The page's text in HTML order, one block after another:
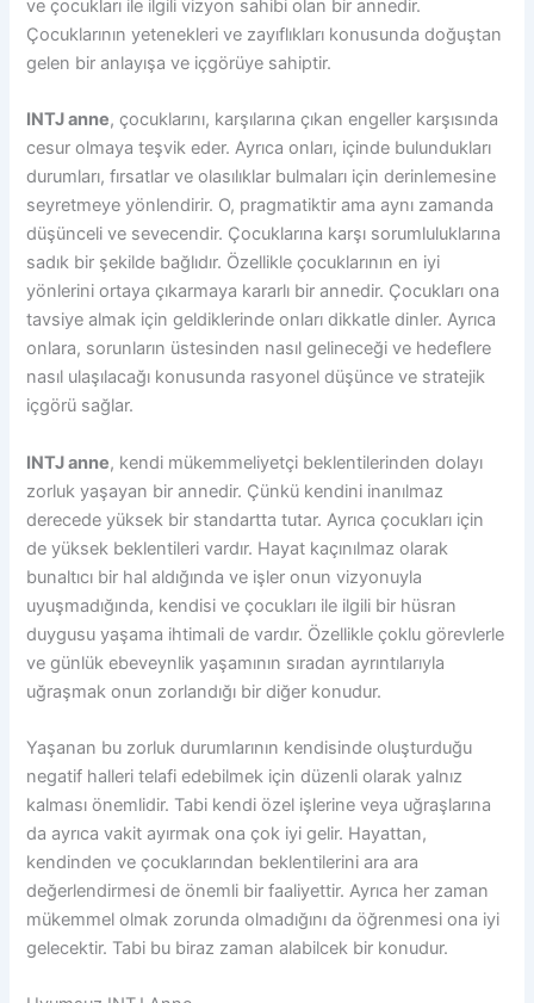
ve çocukları ile ilgili vizyon sahibi olan bir annedir.
Çocuklarının yetenekleri ve zayıflıkları konusunda doğuştan
gelen bir anlayışa ve içgörüye sahiptir.
INTJ anne, çocuklarını, karşılarına çıkan engeller karşısında
cesur olmaya teşvik eder. Ayrıca onları, içinde bulundukları
durumları, fırsatlar ve olasılıklar bulmaları için derinlemesine
seyretmeye yönlendirir. O, pragmatiktir ama aynı zamanda
düşünceli ve sevecendir. Çocuklarına karşı sorumluluklarına
sadık bir şekilde bağlıdır. Özellikle çocuklarının en iyi
yönlerini ortaya çıkarmaya kararlı bir annedir. Çocukları ona
tavsiye almak için geldiklerinde onları dikkatle dinler. Ayrıca
onlara, sorunların üstesinden nasıl gelineceği ve hedeflere
nasıl ulaşılacağı konusunda rasyonel düşünce ve stratejik
içgörü sağlar.
INTJ anne, kendi mükemmeliyetçi beklentilerinden dolayı
zorluk yaşayan bir annedir. Çünkü kendini inanılmaz
derecede yüksek bir standartta tutar. Ayrıca çocukları için
de yüksek beklentileri vardır. Hayat kaçınılmaz olarak
bunaltıcı bir hal aldığında ve işler onun vizyonuyla
uyuşmadığında, kendisi ve çocukları ile ilgili bir hüsran
duygusu yaşama ihtimali de vardır. Özellikle çoklu görevlerle
ve günlük ebeveynlik yaşamının sıradan ayrıntılarıyla
uğraşmak onun zorlandığı bir diğer konudur.
Yaşanan bu zorluk durumlarının kendisinde oluşturduğu
negatif halleri telafi edebilmek için düzenli olarak yalnız
kalması önemlidir. Tabi kendi özel işlerine veya uğraşlarına
da ayrıca vakit ayırmak ona çok iyi gelir. Hayattan,
kendinden ve çocuklarından beklentilerini ara ara
değerlendirmesi de önemli bir faaliyettir. Ayrıca her zaman
mükemmel olmak zorunda olmadığını da öğrenmesi ona iyi
gelecektir. Tabi bu biraz zaman alabilcek bir konudur.